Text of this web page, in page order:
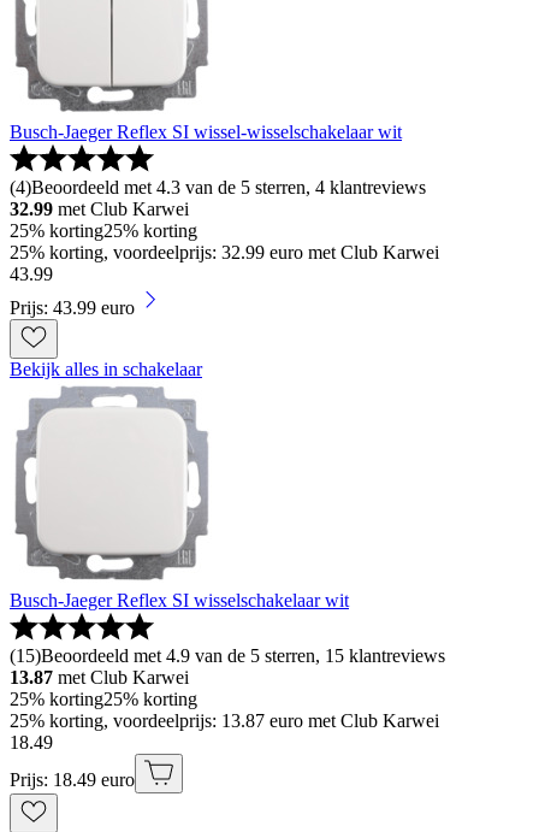
Busch-Jaeger Reflex SI wissel-wisselschakelaar wit
(4)Beoordeeld met 4.3 van de 5 sterren, 4 klantreviews
32.99 met Club Karwei
25% korting25% korting
25% korting, voordeelprijs: 32.99 euro met Club Karwei
43.99
Prijs: 43.99 euro
Bekijk alles in schakelaar
Busch-Jaeger Reflex SI wisselschakelaar wit
(15)Beoordeeld met 4.9 van de 5 sterren, 15 klantreviews
13.87 met Club Karwei
25% korting25% korting
25% korting, voordeelprijs: 13.87 euro met Club Karwei
18.49
Prijs: 18.49 euro